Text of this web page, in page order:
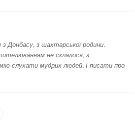
Донбасу, з шахтарської родини.
не склалося, з
слухати мудрих людей. І писати про